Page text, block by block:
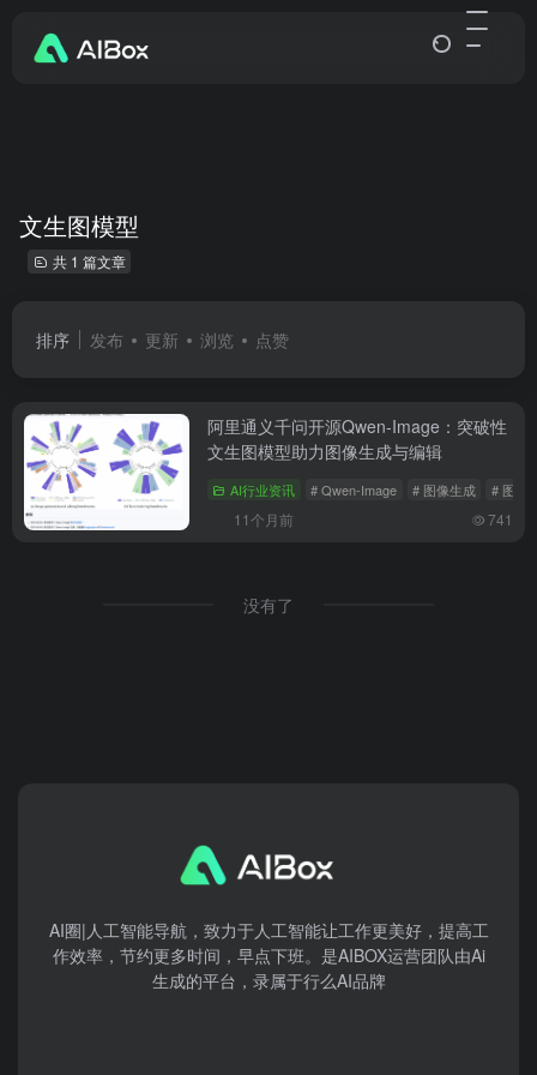
文生图模型
共 1 篇文章
排序 发布 更新 浏览 点赞
阿里通义千问开源Qwen-Image：突破性
文生图模型助力图像生成与编辑
AI行业资讯 # Qwen-Image # 图像生成 # 图像
11个月前 741
没有了
AI圈|人工智能导航，致力于人工智能让工作更美好，提高工
作效率，节约更多时间，早点下班。是AIBOX运营团队由Ai
生成的平台，录属于行么AI品牌